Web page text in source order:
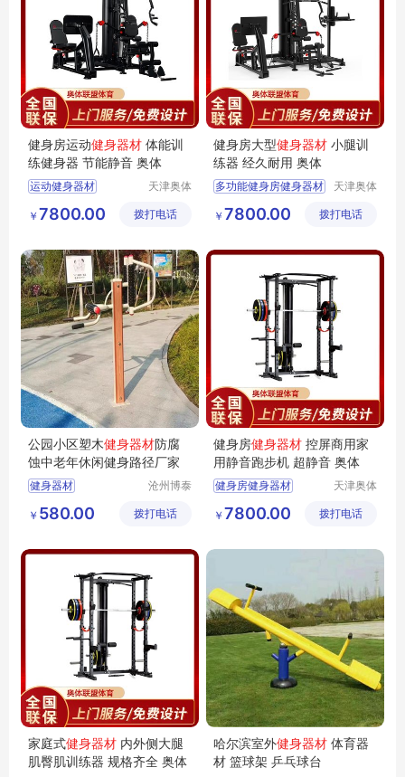
健身房运动健身器材 体能训
练健身器 节能静音 奥体
运动健身器材
商用健身器材
智能室内健身器材
天津奥体
用品有限
￥ 7800.00 拨打电话
健身房大型健身器材 小腿训
练器 经久耐用 奥体
多功能健身房健身器材
健身房运动健身器材
家庭式健身器材
天津奥体
用品有限
￥ 7800.00 拨打电话
公园小区塑木健身器材防腐
蚀中老年休闲健身路径厂家
健身器材
户外健身路径
户外健身器材
沧州博泰
有限公司
￥ 580.00 拨打电话
健身房健身器材 控屏商用家
用静音跑步机 超静音 奥体
健身房健身器材
室内健身器材
运动健身器材
天津奥体
用品有限
￥ 7800.00 拨打电话
家庭式健身器材 内外侧大腿
肌臀肌训练器 规格齐全 奥体
哈尔滨室外健身器材 体育器
材 篮球架 乒乓球台